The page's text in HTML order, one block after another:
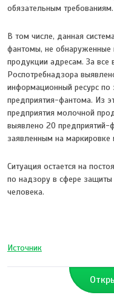
обязательным требованиям.
В том числе, данная
фантомы, не обнаруженные
продукции адресам. За все
Роспотребнадзора
информационный ресурс по
предприятия-фантома. Из
предприятия молочной
выявлено 20 предприятий-
заявленным на
Ситуация остается на
по надзору в сфере защиты
человека.
Источник